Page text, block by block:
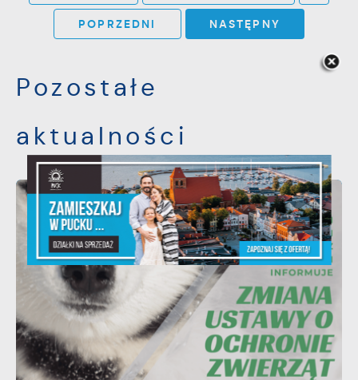
POPRZEDNI NASTĘPNY
Pozostałe
aktualności